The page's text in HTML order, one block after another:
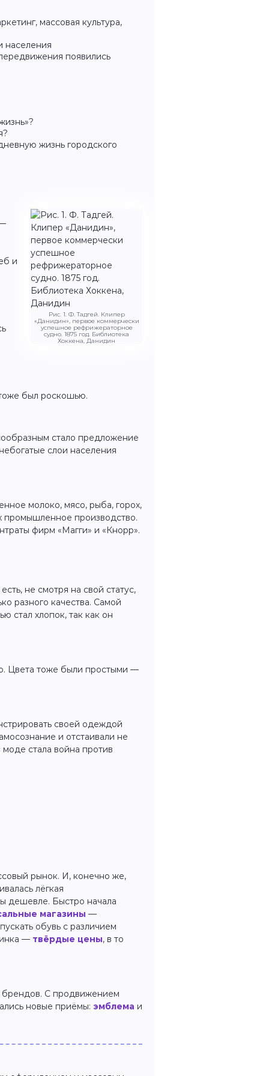
массовая культура,
населения
появились
жизнь городского
Рис. 1. Ф. Тадгей. Клипер
«Данидин», первое коммерчески
успешное рефрижераторное
судно. 1875 год. Библиотека
Хоккена, Данидин
и
был роскошью.
стало предложение
слои населения
молоко, мясо, рыба, горох,
промышленное производство.
фирм «Магги» и «Кнорр».
не смотря на свой статус,
разного качества. Самой
стал хлопок, так как он
Цвета тоже были простыми —
своей одеждой
и отстаивали не
стала война против
рынок. И, конечно же,
лёгкая
дешевле. Быстро начала
магазины —
обувь с различием
— твёрдые цены, в то
брендов. С продвижением
новые приёмы: эмблема и